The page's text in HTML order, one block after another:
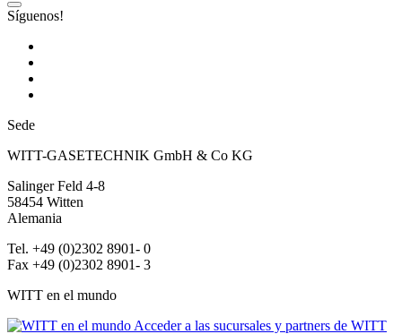
Síguenos!
Sede
WITT-GASETECHNIK GmbH & Co KG
Salinger Feld 4-8
58454 Witten
Alemania
Tel. +49 (0)2302 8901- 0
Fax +49 (0)2302 8901- 3
WITT en el mundo
Acceder a las sucursales y partners de WITT